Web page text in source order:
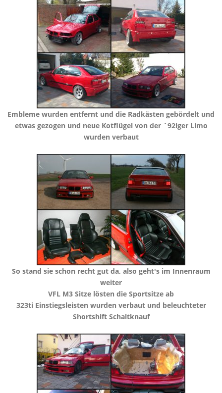
​Embleme wurden entfernt und die Radkästen gebördelt und
etwas gezogen und neue Kotflügel von der ´92iger Limo
wurden verbaut
​So stand sie schon recht gut da, also geht's im Innenraum
weiter
​VFL M3 Sitze lösten die Sportsitze ab
​323ti Einstiegsleisten wurden verbaut und beleuchteter
Shortshift Schaltknauf